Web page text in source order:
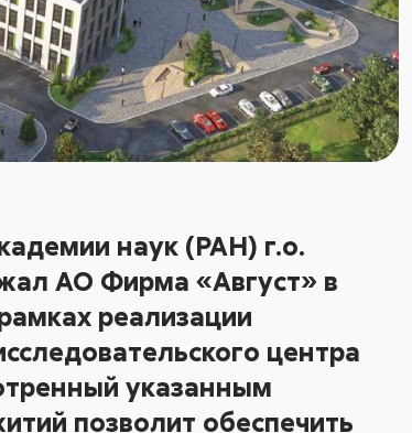
наук (РАН) г.о.
АО Фирма «Август» в
реализации
центра
указанным
позволит обеспечить